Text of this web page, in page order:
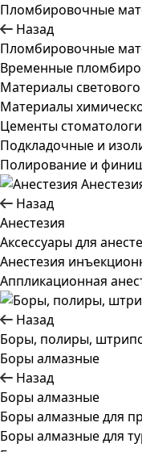
Пломбировочные
Назад
Пломбировочные
Временные
Материалы
Материалы
Цементы
Подкладочные и
Полирование и
Назад
Анестезия
Аксессуары для
Анестезия
Аппликационная
Назад
Боры, полиры,
Боры алмазные
Назад
Боры алмазные
Боры алмазные для
Боры алмазные для